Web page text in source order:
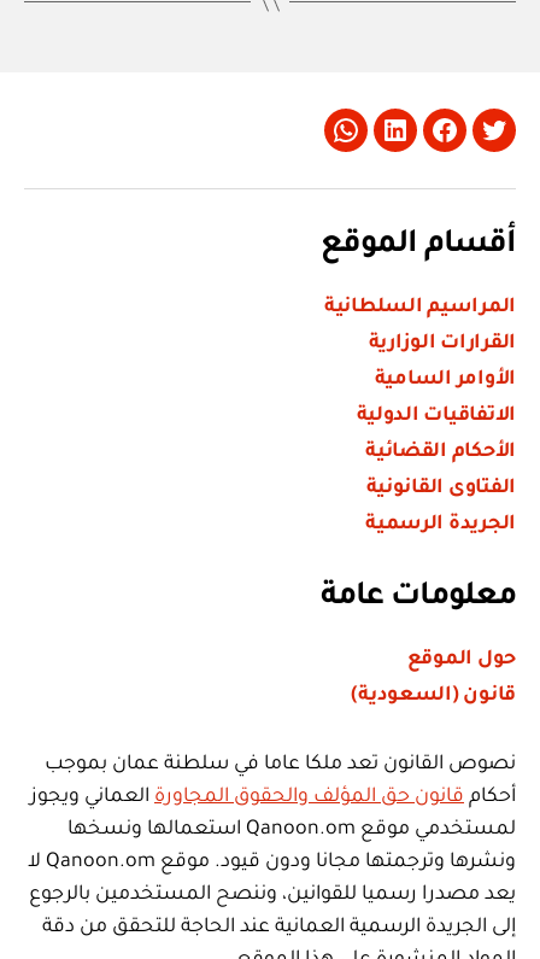
Twitter
Facebook
LinkedIn
Whatsapp
أقسام الموقع
المراسيم السلطانية
القرارات الوزارية
الأوامر السامية
الاتفاقيات الدولية
الأحكام القضائية
الفتاوى القانونية
الجريدة الرسمية
معلومات عامة
حول الموقع
قانون (السعودية)
نصوص القانون تعد ملكا عاما في سلطنة عمان بموجب
أحكام قانون حق المؤلف والحقوق المجاورة العماني ويجوز
لمستخدمي موقع Qanoon.om استعمالها ونسخها
ونشرها وترجمتها مجانا ودون قيود. موقع Qanoon.om لا
يعد مصدرا رسميا للقوانين، وننصح المستخدمين بالرجوع
إلى الجريدة الرسمية العمانية عند الحاجة للتحقق من دقة